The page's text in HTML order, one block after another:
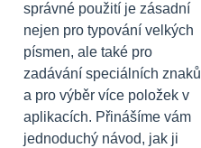
správné použití je zásadní
nejen pro typování velkých
písmen, ale také pro
zadávání speciálních znaků
a pro výběr více položek v
aplikacích. Přinášíme vám
jednoduchý návod, jak ji